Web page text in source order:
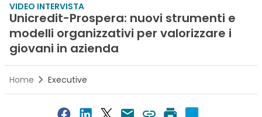
VIDEO INTERVISTA
Unicredit-Prospera: nuovi strumenti e
modelli organizzativi per valorizzare i
giovani in azienda
Home Executive